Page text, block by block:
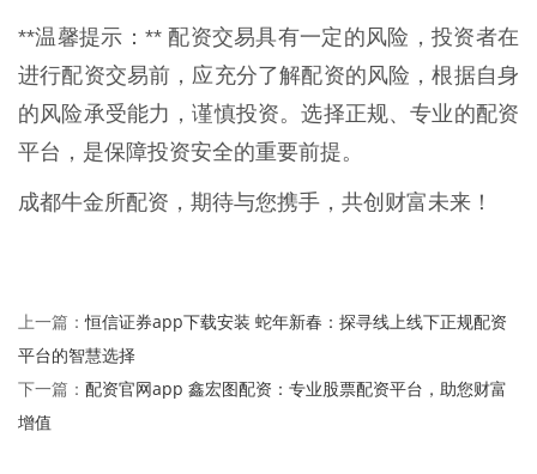
**温馨提示：** 配资交易具有一定的风险，投资者在
进行配资交易前，应充分了解配资的风险，根据自身
的风险承受能力，谨慎投资。选择正规、专业的配资
平台，是保障投资安全的重要前提。
成都牛金所配资，期待与您携手，共创财富未来！
上一篇：恒信证券app下载安装 蛇年新春：探寻线上线下正规配资
平台的智慧选择
下一篇： 配资官网app 鑫宏图配资：专业股票配资平台，助您财富
增值